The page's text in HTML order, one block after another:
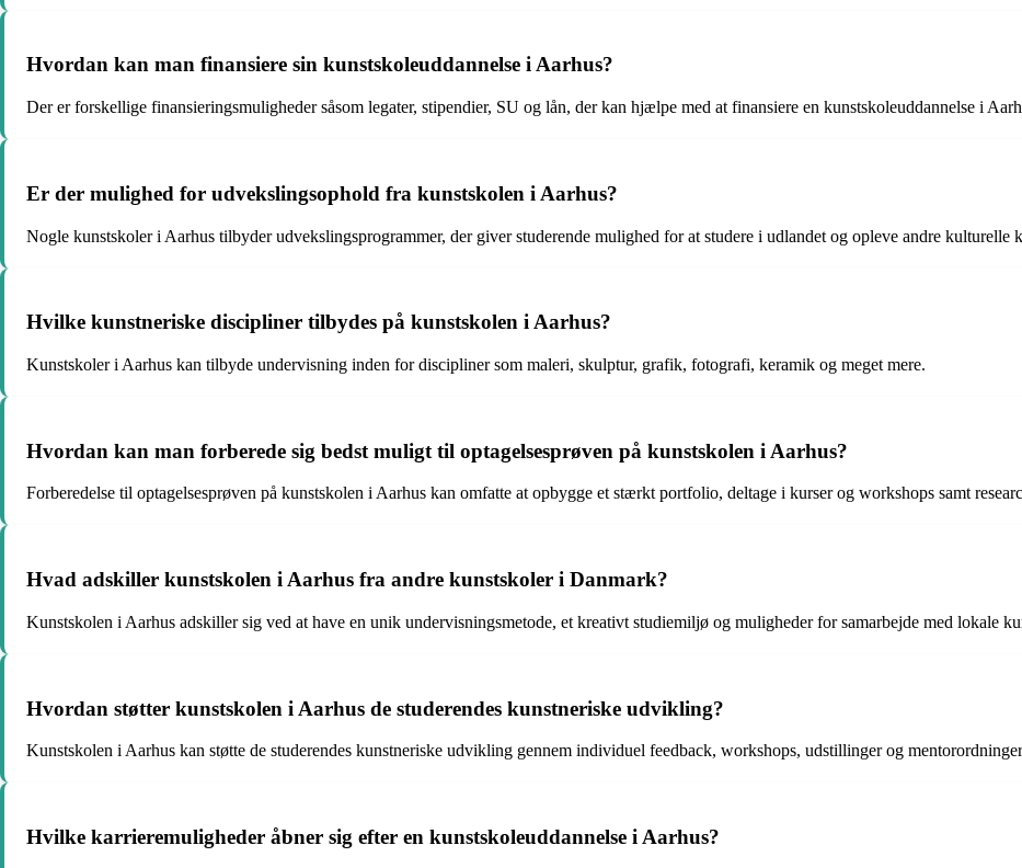
Hvordan kan man finansiere sin kunstskoleuddannelse i Aarhus?
Der er forskellige finansieringsmuligheder såsom legater, stipendier, SU og lån, der kan hjælpe med at finansiere en kunstskoleuddannelse i
Er der mulighed for udvekslingsophold fra kunstskolen i Aarhus?
Nogle kunstskoler i Aarhus tilbyder udvekslingsprogrammer, der giver studerende mulighed for at studere i udlandet og opleve andre kulturelle
Hvilke kunstneriske discipliner tilbydes på kunstskolen i Aarhus?
Kunstskoler i Aarhus kan tilbyde undervisning inden for discipliner som maleri, skulptur, grafik, fotografi, keramik og meget mere.
Hvordan kan man forberede sig bedst muligt til optagelsesprøven på kunstskolen i Aarhus?
Forberedelse til optagelsesprøven på kunstskolen i Aarhus kan omfatte at opbygge et stærkt portfolio, deltage i kurser og workshops samt
Hvad adskiller kunstskolen i Aarhus fra andre kunstskoler i Danmark?
Kunstskolen i Aarhus adskiller sig ved at have en unik undervisningsmetode, et kreativt studiemiljø og muligheder for samarbejde med lokale
Hvordan støtter kunstskolen i Aarhus de studerendes kunstneriske udvikling?
Kunstskolen i Aarhus kan støtte de studerendes kunstneriske udvikling gennem individuel feedback, workshops, udstillinger og
Hvilke karrieremuligheder åbner sig efter en kunstskoleuddannelse i Aarhus?